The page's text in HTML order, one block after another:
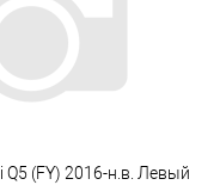
Под заказ
Q5 (FY) 2016-н.в. Левый